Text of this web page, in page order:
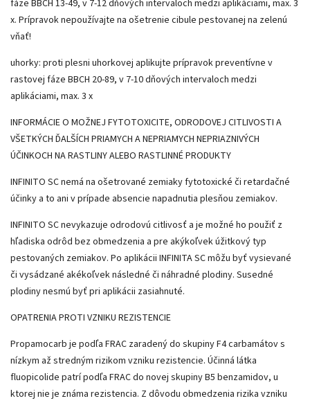
fáze BBCH 13-49, v 7-12 dňových intervaloch medzi aplikáciami, max. 3
x. Prípravok nepoužívajte na ošetrenie cibule pestovanej na zelenú
vňať!
uhorky: proti plesni uhorkovej aplikujte prípravok preventívne v
rastovej fáze BBCH 20-89, v 7-10 dňových intervaloch medzi
aplikáciami, max. 3 x
INFORMÁCIE O MOŽNEJ FYTOTOXICITE, ODRODOVEJ CITLIVOSTI A
VŠETKÝCH ĎALŠÍCH PRIAMYCH A NEPRIAMYCH NEPRIAZNIVÝCH
ÚČINKOCH NA RASTLINY ALEBO RASTLINNÉ PRODUKTY
INFINITO SC nemá na ošetrované zemiaky fytotoxické či retardačné
účinky a to ani v prípade absencie napadnutia plesňou zemiakov.
INFINITO SC nevykazuje odrodovú citlivosť a je možné ho použiť z
hľadiska odrôd bez obmedzenia a pre akýkoľvek úžitkový typ
pestovaných zemiakov. Po aplikácii INFINITA SC môžu byť vysievané
či vysádzané akékoľvek následné či náhradné plodiny. Susedné
plodiny nesmú byť pri aplikácii zasiahnuté.
OPATRENIA PROTI VZNIKU REZISTENCIE
Propamocarb je podľa FRAC zaradený do skupiny F4 carbamátov s
nízkym až stredným rizikom vzniku rezistencie. Účinná látka
fluopicolide patrí podľa FRAC do novej skupiny B5 benzamidov, u
ktorej nie je známa rezistencia. Z dôvodu obmedzenia rizika vzniku